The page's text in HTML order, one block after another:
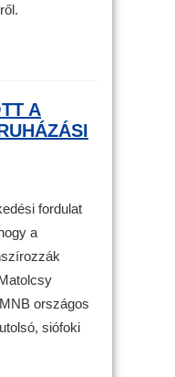
A
fordulat
a
országos
siófoki